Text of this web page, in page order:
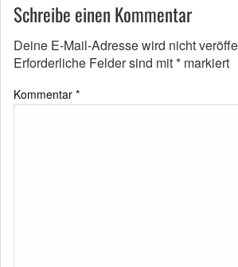
Schreibe einen Kommentar
Deine E-Mail-Adresse wird nicht
Erforderliche Felder sind mit* markiert
Kommentar *